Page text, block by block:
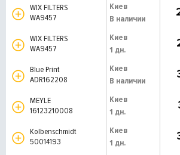
WIX FILTERS
WA9457
Киев
В наличии
WIX FILTERS
WA9457
Киев
1 дн.
Blue Print
ADR162208
Киев
В наличии
MEYLE
16123210008
Киев
1 дн.
Kolbenschmidt
50014193
Киев
1 дн.